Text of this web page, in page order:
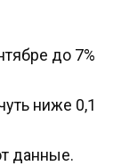
до 7%
ниже 0,1
данные.